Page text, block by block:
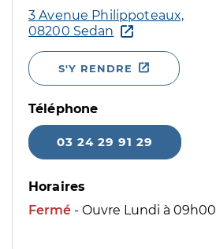
3 Avenue Philippoteaux,
08200 Sedan
S'Y RENDRE
Téléphone
03 24 29 91 29
Horaires
Fermé - Ouvre Lundi à 09h00